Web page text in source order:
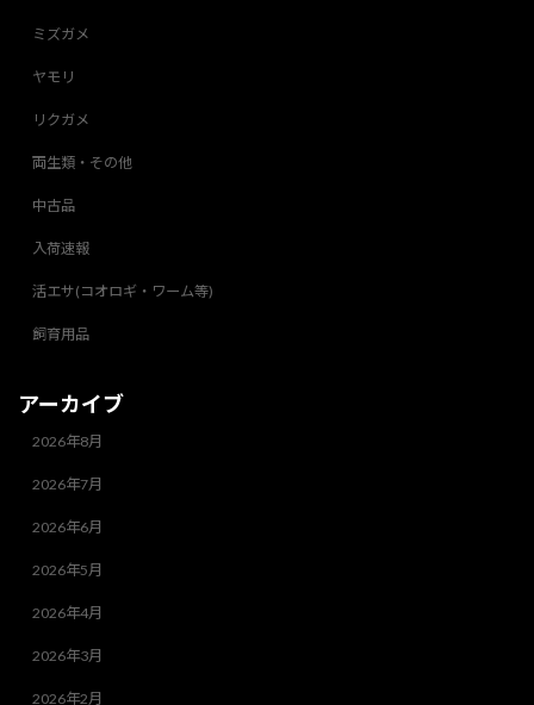
ミズガメ
ヤモリ
リクガメ
両生類・その他
中古品
入荷速報
活エサ(コオロギ・ワーム等)
飼育用品
アーカイブ
2026年8月
2026年7月
2026年6月
2026年5月
2026年4月
2026年3月
2026年2月